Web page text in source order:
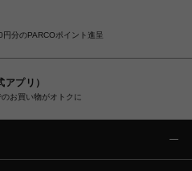
分のPARCOポイント進呈
プリ）
お買い物がオトクに